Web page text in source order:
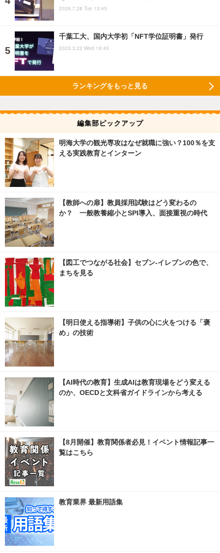
2026.7.28 Tue 13:45
千葉工大、国内大学初「NFT学位証明書」発行
2023.3.22 Wed 18:45
ランキングをもっと見る
編集部ピックアップ
明海大学の観光専攻はなぜ就職に強い？100％を支
える実践教育とインターン
【教師への扉】教員採用試験はどう変わるの
か？ 一般教養縮小とSPI導入、面接重視の時代
【図工でつながる社会】セブン‐イレブンの色で、
まちを見る
【明日使える指導術】子供の心に火をつける「褒
め」の技術
【AI時代の教育】生成AIは教育現場をどう変える
のか、OECDと文科省ガイドラインから考える
【8月開催】教育関係者必見！イベント情報記事一
覧はこちら
教育業界 最新用語集